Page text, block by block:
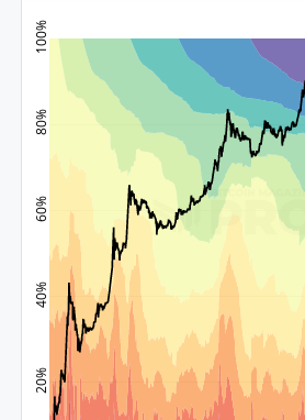
20%
40%
60%
80%
100%